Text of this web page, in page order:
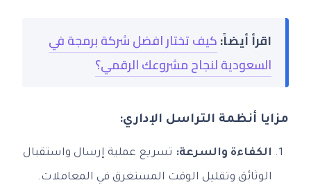
اقرأ أيضاً:كيف تختار افضل شركة برمجة في
السعودية لنجاح مشروعك الرقمي؟
مزايا أنظمة التراسل الإداري:
الكفاءة والسرعة: تسريع عملية إرسال واستقبال
الوثائق وتقليل الوقت المستغرق في المعاملات.